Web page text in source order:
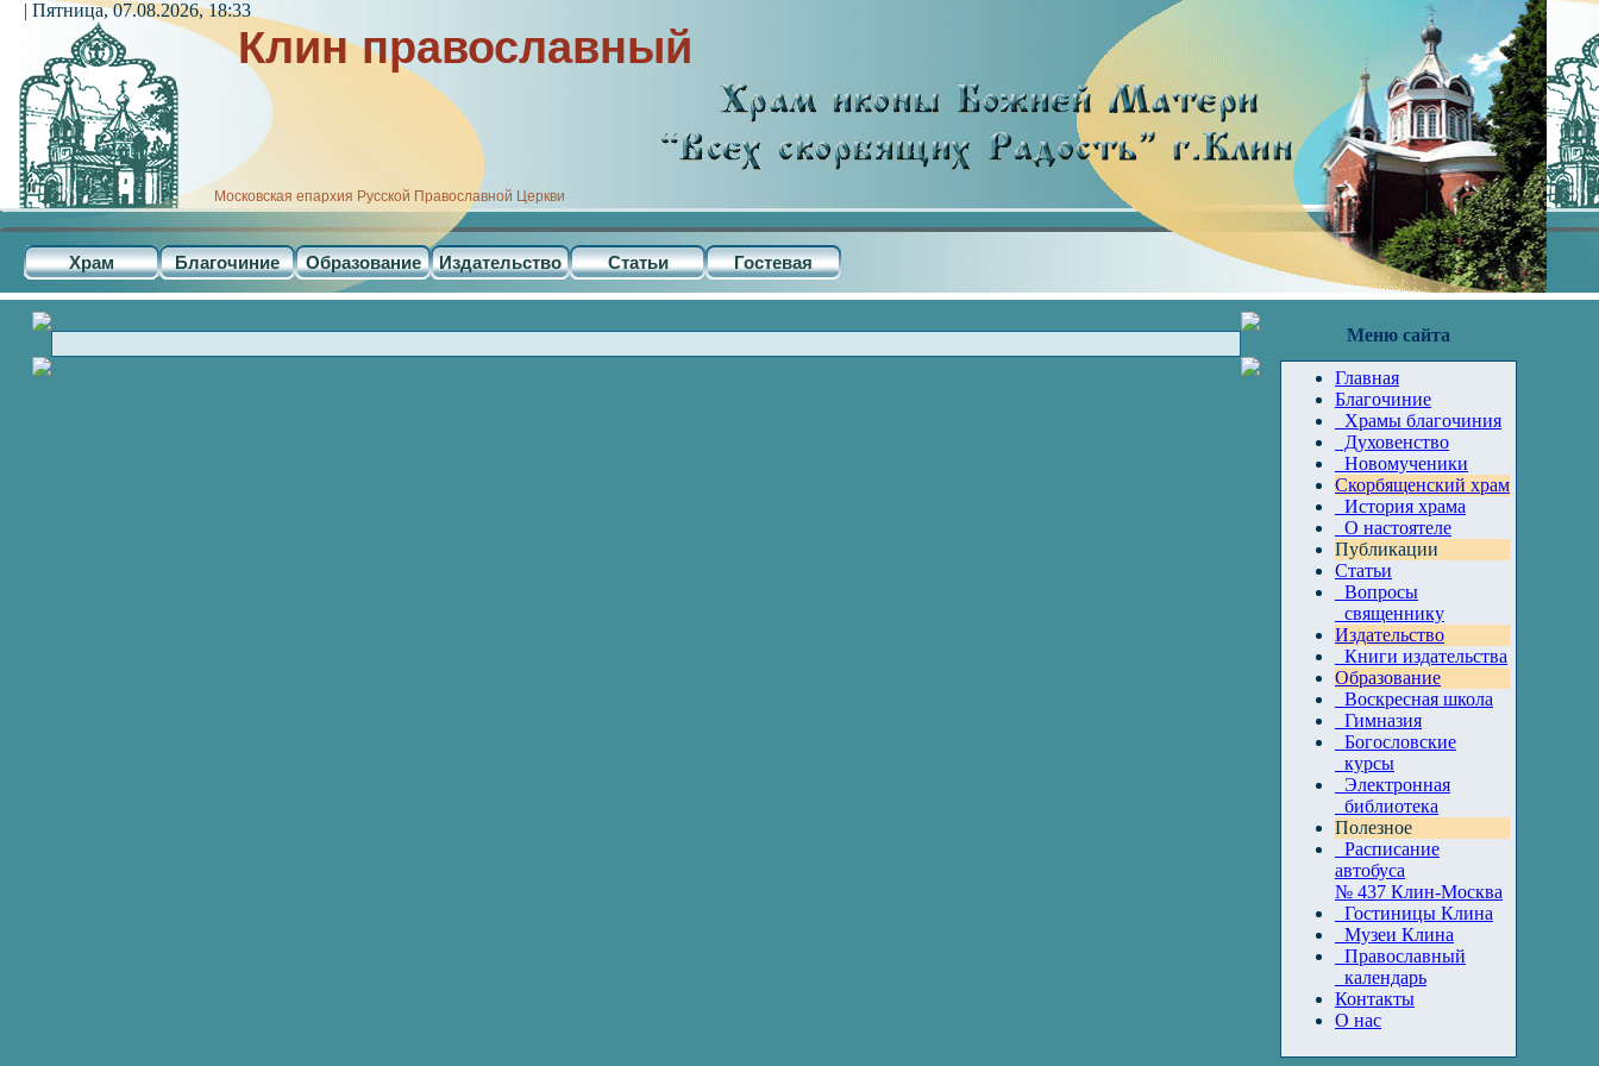
Клин православный
Московская епархия Русской Православной Церкви
Храм Благочиние Образование Издательство Статьи Гостевая
| Пятница, 07.08.2026, 18:33
Меню сайта
Главная
Благочиние
Храмы благочиния
Духовенство
Новомученики
Скорбященский храм
История храма
О настоятеле
Публикации
Статьи
Вопросы
священнику
Издательство
Книги издательства
Образование
Воскресная школа
Гимназия
Богословские
курсы
Электронная
библиотека
Полезное
Расписание
автобуса
№ 437 Клин-Москва
Гостиницы Клина
Музеи Клина
Православный
календарь
Контакты
О нас